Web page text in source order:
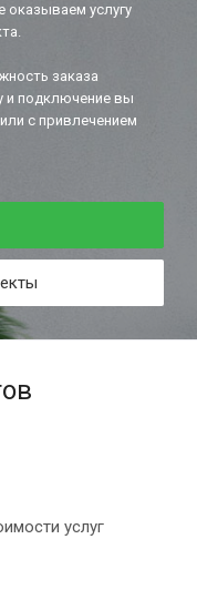
оказываем услугу
заказа
и подключение вы
с привлечением
услуг